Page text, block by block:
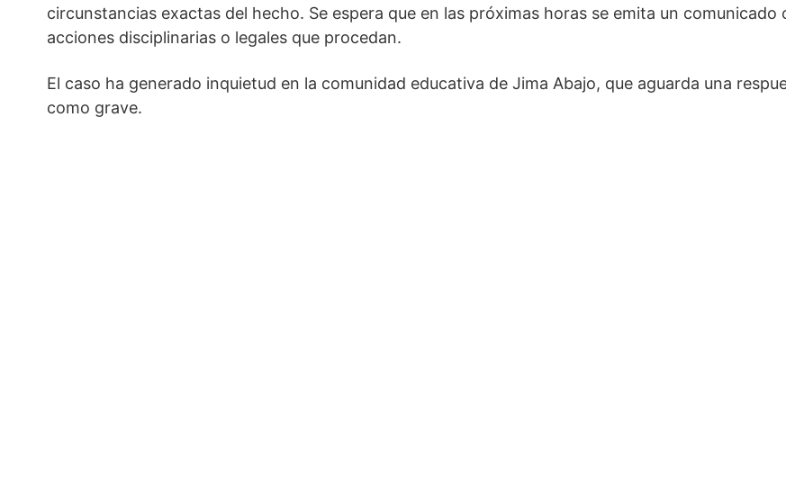
circunstancias exactas del hecho. Se espera que en las próximas horas se emita un
acciones disciplinarias o legales que procedan.
El caso ha generado inquietud en la comunidad educativa de Jima Abajo, que aguarda una
como grave.